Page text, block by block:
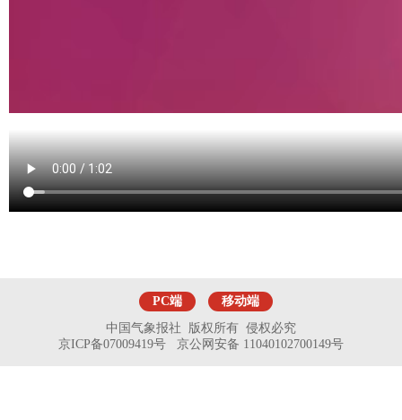
PC端
移动端
中国气象报社 版权所有 侵权必究
京ICP备07009419号 京公网安备 11040102700149号